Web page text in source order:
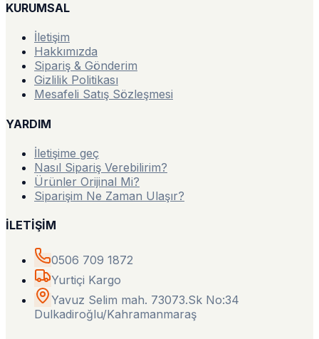
KURUMSAL
İletişim
Hakkımızda
Sipariş & Gönderim
Gizlilik Politikası
Mesafeli Satış Sözleşmesi
YARDIM
İletişime geç
Nasıl Sipariş Verebilirim?
Ürünler Orijinal Mi?
Siparişim Ne Zaman Ulaşır?
İLETİŞİM
0506 709 1872
Yurtiçi Kargo
Yavuz Selim mah. 73073.Sk No:34
Dulkadiroğlu/Kahramanmaraş